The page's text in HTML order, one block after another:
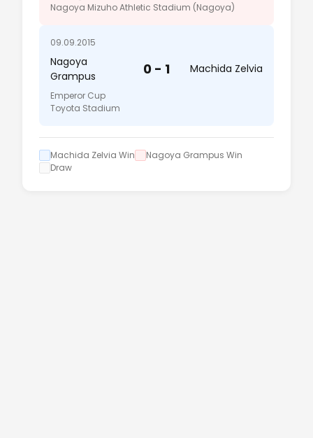
Nagoya Mizuho Athletic Stadium (Nagoya)
09.09.2015
Nagoya
Grampus
0 - 1 Machida Zelvia
Emperor Cup
Toyota Stadium
Machida Zelvia Win
Nagoya Grampus Win
Draw